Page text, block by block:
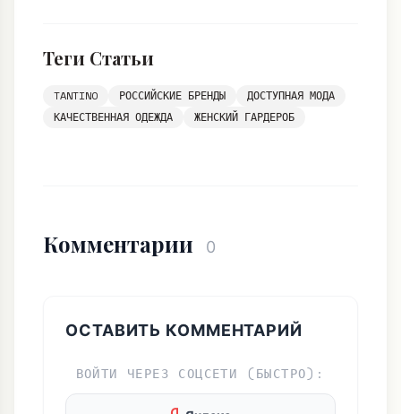
Теги Статьи
TANTINO РОССИЙСКИЕ БРЕНДЫ
ДОСТУПНАЯ МОДА
КАЧЕСТВЕННАЯ ОДЕЖДА
ЖЕНСКИЙ ГАРДЕРОБ
Комментарии 0
ОСТАВИТЬ КОММЕНТАРИЙ
ВОЙТИ ЧЕРЕЗ СОЦСЕТИ (БЫСТРО):